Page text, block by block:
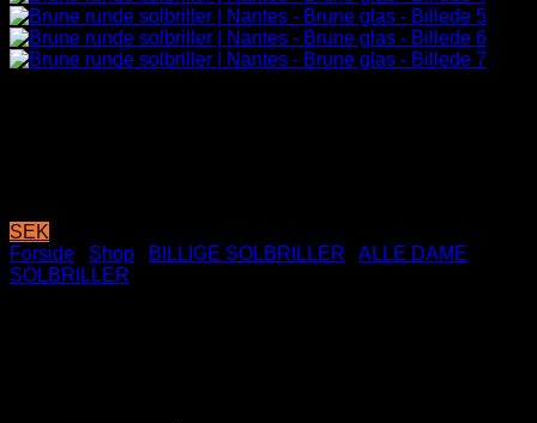
SEK
Forside
Shop BILLIGE SOLBRILLER
ALLE DAME
SOLBRILLER